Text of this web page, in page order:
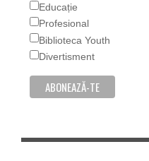
Educație
Profesional
Biblioteca Youth
Divertisment